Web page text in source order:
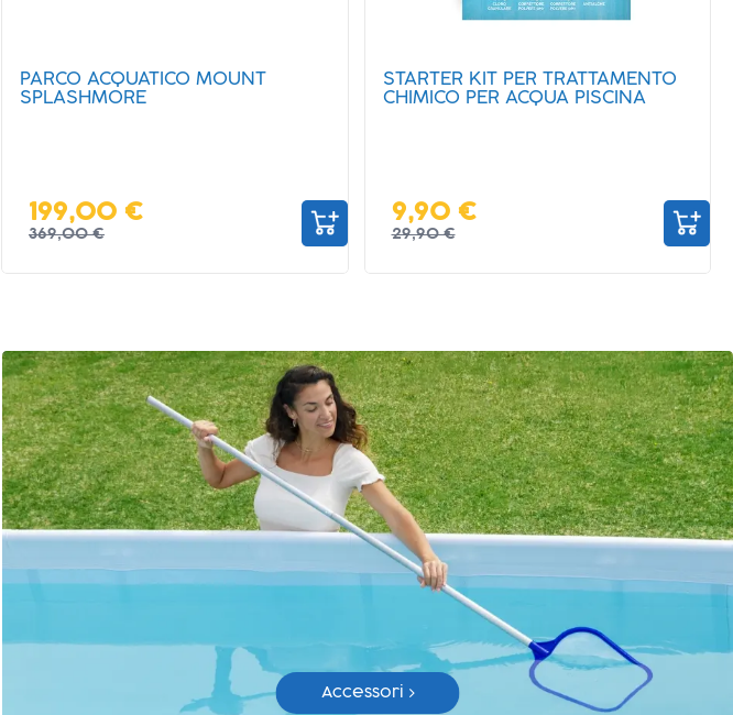
STARTER KIT PER TRATTAMENTO
CHIMICO PER ACQUA PISCINA
9,90 €
29,90 €
TAPPETO GRIGIO COMPONIBILE
PER PISCINA DA 50X50 CM
9,90 €
13,90 €
Accessori >